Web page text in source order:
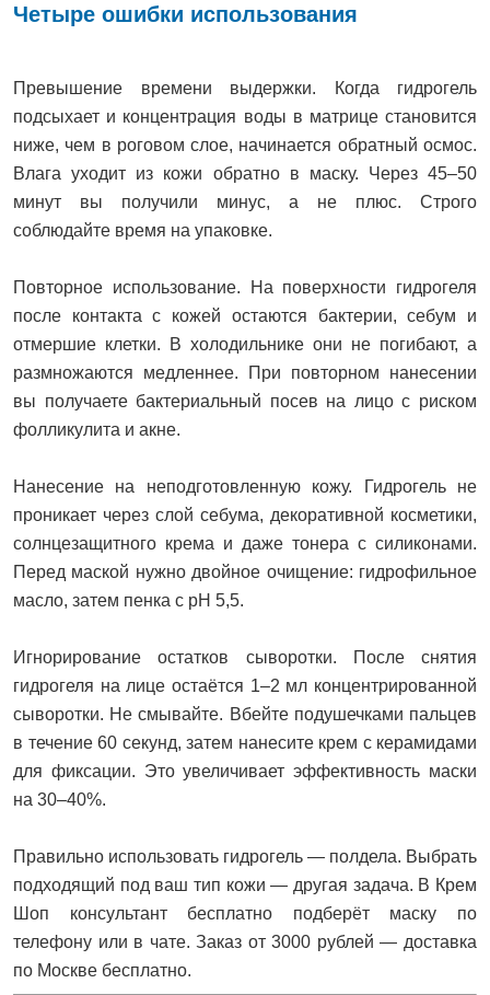
Четыре ошибки использования
Превышение времени выдержки. Когда гидрогель
подсыхает и концентрация воды в матрице становится
ниже, чем в роговом слое, начинается обратный осмос.
Влага уходит из кожи обратно в маску. Через 45–50
минут вы получили минус, а не плюс. Строго
соблюдайте время на упаковке.
Повторное использование. На поверхности гидрогеля
после контакта с кожей остаются бактерии, себум и
отмершие клетки. В холодильнике они не погибают, а
размножаются медленнее. При повторном нанесении
вы получаете бактериальный посев на лицо с риском
фолликулита и акне.
Нанесение на неподготовленную кожу. Гидрогель не
проникает через слой себума, декоративной косметики,
солнцезащитного крема и даже тонера с силиконами.
Перед маской нужно двойное очищение: гидрофильное
масло, затем пенка с pH 5,5.
Игнорирование остатков сыворотки. После снятия
гидрогеля на лице остаётся 1–2 мл концентрированной
сыворотки. Не смывайте. Вбейте подушечками пальцев
в течение 60 секунд, затем нанесите крем с керамидами
для фиксации. Это увеличивает эффективность маски
на 30–40%.
Правильно использовать гидрогель — полдела. Выбрать
подходящий под ваш тип кожи — другая задача. В Крем
Шоп консультант бесплатно подберёт маску по
телефону или в чате. Заказ от 3000 рублей — доставка
по Москве бесплатно.